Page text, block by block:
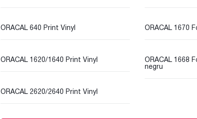
ORACAL 640 Print Vinyl
ORACAL 1620/1640 Print Vinyl
ORACAL 2620/2640 Print Vinyl
ORACAL 1670
ORACAL 1668
negru